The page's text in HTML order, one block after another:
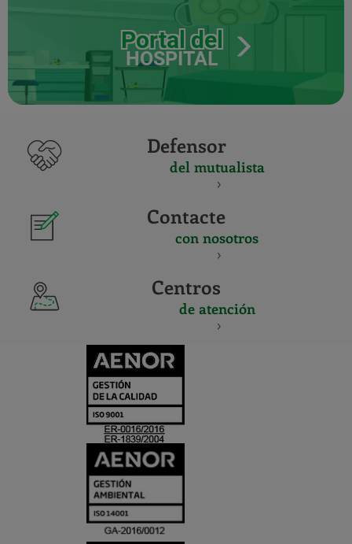
Portal del
HOSPITAL
Defensor
del mutualista
Contacte
con nosotros
Centros
de atención